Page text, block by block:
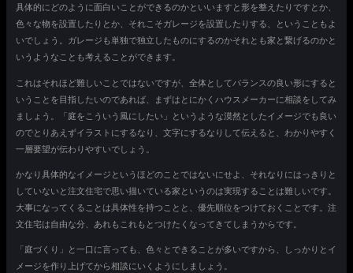
具体的にどのように面白いことができるのかといいますと形を整えたりですとか、
色々な物を設置したりとか、それこそガレージを設置したりする、ということもよ
いでしょう。ガレージも単独で独立したものにするのかそれとも家と繋げるのかと
いうようなことも考えることができます。
これはそれほど難しいことではないですが、全体としてバランスの良い形にすると
いうことを目指したいのであれば、まずはとにかくハウスメーカーに相談をしてみ
ましょう。「庭をこういう風にしたい」というような漠然としたイメージでも良い
のでとりあえずイラストにするなり、文字にするなりして伝えると、わかりやすく
一層要望が伝わりやすいでしょう。
かなり具体的なイメージというほどのことではないにせよ、それなりにはっきりと
していないと注文住宅で思い描いている家というのは実現することは難しいです。
大事になってくることは具体性を持つことと、優先順位をつけておくことです。注
文住宅は自由な分、あれもこれもとつけたくなってきてしまうからです。
「庭づくり」と一口に言っても、色々とできることが多いですから、しっかりとイ
メージを作り上げてから相談にいくようにしましょう。